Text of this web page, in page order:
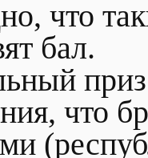
что
бал.
что